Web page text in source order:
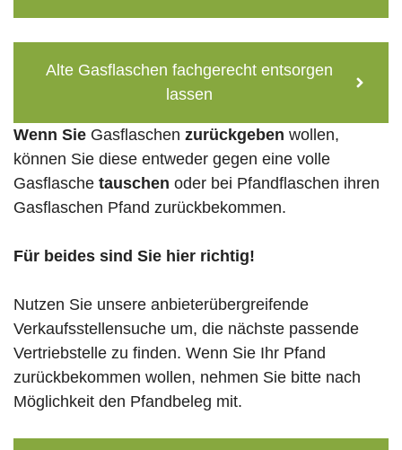
Alte Gasflaschen fachgerecht entsorgen
lassen
Wenn Sie Gasflaschen zurückgeben wollen,
können Sie diese entweder gegen eine volle
Gasflasche tauschen oder bei Pfandflaschen ihren
Gasflaschen Pfand zurückbekommen.
Für beides sind Sie hier richtig!
Nutzen Sie unsere anbieterübergreifende
Verkaufsstellensuche um, die nächste passende
Vertriebstelle zu finden. Wenn Sie Ihr Pfand
zurückbekommen wollen, nehmen Sie bitte nach
Möglichkeit den Pfandbeleg mit.